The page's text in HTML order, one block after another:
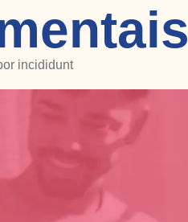
incididunt